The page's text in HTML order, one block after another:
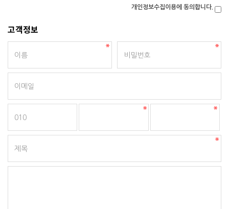
수집항목 : 이름, 전화번호, 이메일주소
개인정보수집이용에 동의합니다.
고객정보